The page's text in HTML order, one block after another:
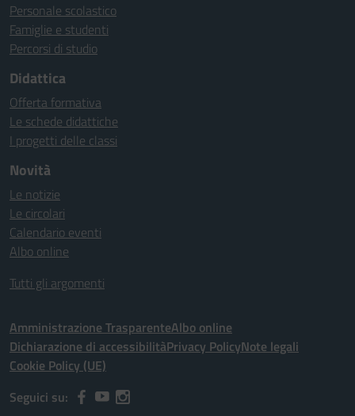
Personale scolastico
Famiglie e studenti
Percorsi di studio
Didattica
Offerta formativa
Le schede didattiche
I progetti delle classi
Novità
Le notizie
Le circolari
Calendario eventi
Albo online
Tutti gli argomenti
Amministrazione TrasparenteAlbo online
Dichiarazione di accessibilitàPrivacy PolicyNote legali
Cookie Policy (UE)
Seguici su: